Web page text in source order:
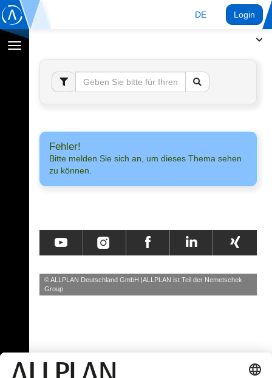
DE Login
Navigation
umschalten
Fehler!
Bitte melden Sie sich an, um dieses Thema sehen
zu können.
© ALLPLAN Deutschland GmbH ALLPLAN ist Teil der Nemetschek
Group